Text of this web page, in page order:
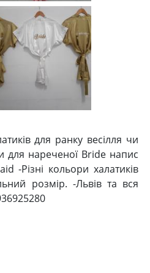
для ранку весілля чи
для нареченої Bride напис
-Різні кольори халатиків
розмір. -Львів та вся